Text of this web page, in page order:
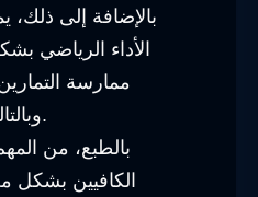
بالإضافة إلى ذلك،
الأداء الرياضي
ممارسة
وبالتالي زيادة حرق الدهون.
بالطبع، من
الكافيين بشكل